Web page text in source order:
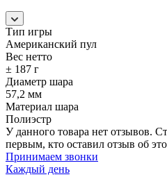
Тип игры
Американский пул
Вес нетто
± 187 г
Диаметр шара
57,2 мм
Материал шара
Полиэстр
У данного товара нет отзывов.
первым, кто оставил отзыв об
Принимаем звонки
Каждый день